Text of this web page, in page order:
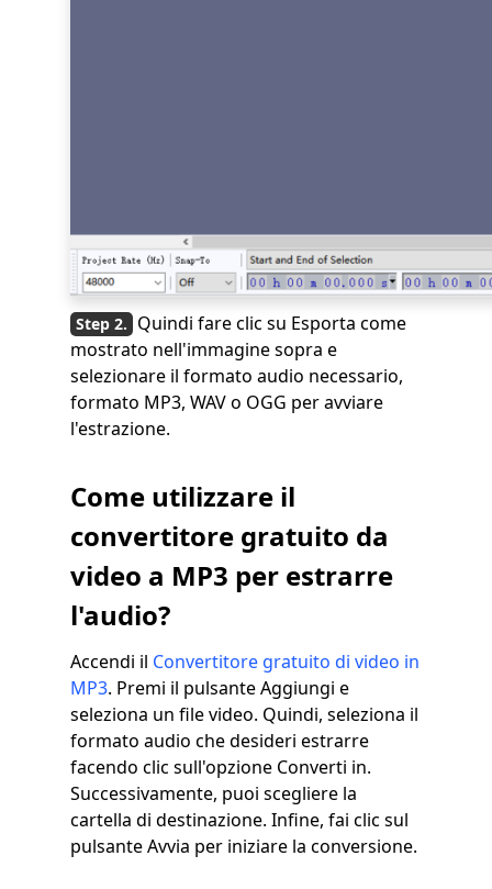
Quindi fare clic su Esporta come
mostrato nell'immagine sopra e
selezionare il formato audio necessario,
formato MP3, WAV o OGG per avviare
l'estrazione.
Come utilizzare il
convertitore gratuito da
video a MP3 per estrarre
l'audio?
Accendi il Convertitore gratuito di video in
MP3. Premi il pulsante Aggiungi e
seleziona un file video. Quindi, seleziona il
formato audio che desideri estrarre
facendo clic sull'opzione Converti in.
Successivamente, puoi scegliere la
cartella di destinazione. Infine, fai clic sul
pulsante Avvia per iniziare la conversione.